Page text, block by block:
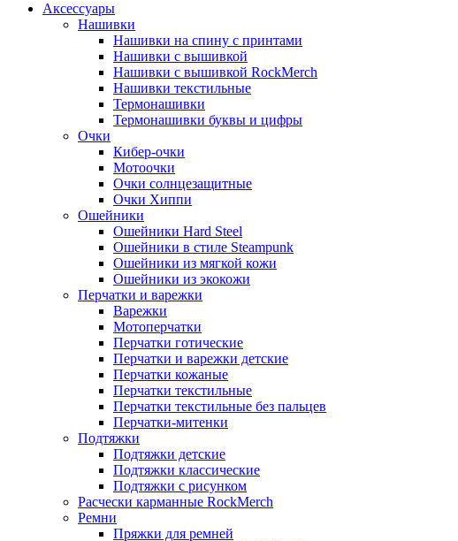
Аксессуары
Нашивки
Нашивки на спину с принтами
Нашивки с вышивкой
Нашивки с вышивкой RockMerch
Нашивки текстильные
Термонашивки
Термонашивки буквы и цифры
Очки
Кибер-очки
Мотоочки
Очки солнцезащитные
Очки Хиппи
Ошейники
Ошейники Hard Steel
Ошейники в стиле Steampunk
Ошейники из мягкой кожи
Ошейники из экокожи
Перчатки и варежки
Варежки
Мотоперчатки
Перчатки готические
Перчатки и варежки детские
Перчатки кожаные
Перчатки текстильные
Перчатки текстильные без пальцев
Перчатки-митенки
Подтяжки
Подтяжки детские
Подтяжки классические
Подтяжки с рисунком
Расчески карманные RockMerch
Ремни
Пряжки для ремней